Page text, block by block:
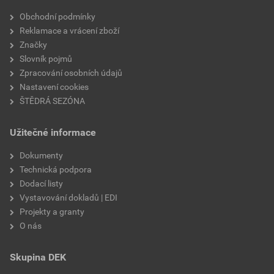
Velikost
faktor difuzního odporu
materiálová báze
Obchodní podmínky
Reklamace a vrácení zboží
Značky
Slovník pojmů
Zpracování osobních údajů
Nastavení cookies
ŠTĚDRÁ SEZÓNA
Užitečné informace
Dokumenty
Technická podpora
Dodací listy
Vystavování dokladů | EDI
Projekty a granty
O nás
Skupina DEK